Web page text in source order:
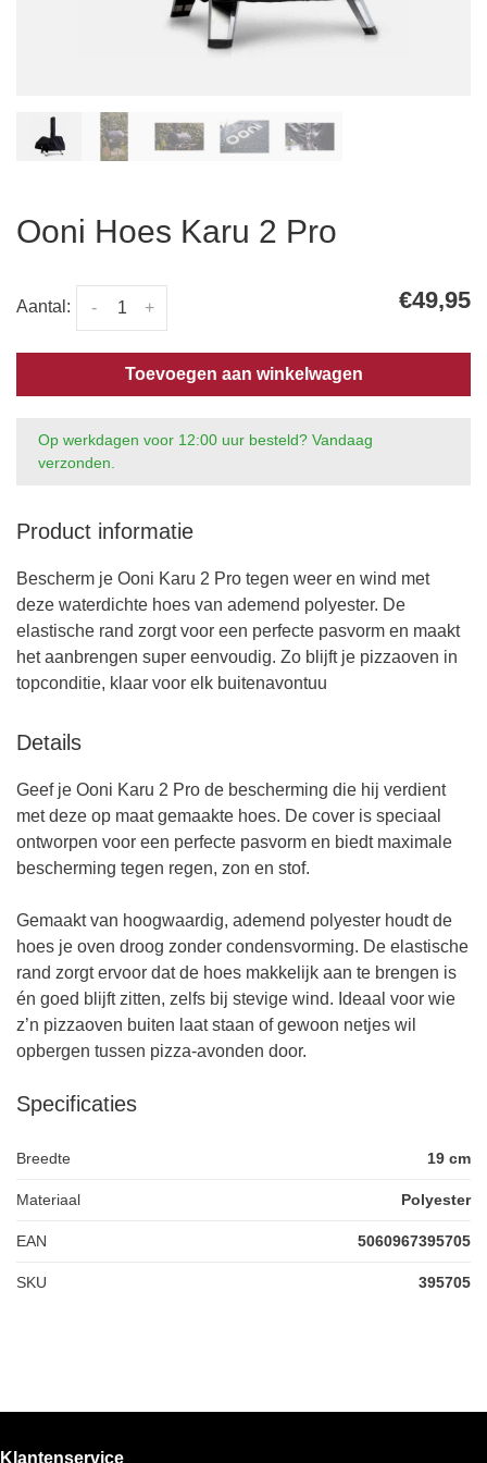
Ooni Hoes Karu 2 Pro
Aantal: +
- €49,95
Toevoegen aan winkelwagen
Op werkdagen voor 12:00 uur besteld? Vandaag
verzonden.
Product informatie
Bescherm je Ooni Karu 2 Pro tegen weer en wind met
deze waterdichte hoes van ademend polyester. De
elastische rand zorgt voor een perfecte pasvorm en maakt
het aanbrengen super eenvoudig. Zo blijft je pizzaoven in
topconditie, klaar voor elk buitenavontuu
Details
Geef je Ooni Karu 2 Pro de bescherming die hij verdient
met deze op maat gemaakte hoes. De cover is speciaal
ontworpen voor een perfecte pasvorm en biedt maximale
bescherming tegen regen, zon en stof.
Gemaakt van hoogwaardig, ademend polyester houdt de
hoes je oven droog zonder condensvorming. De elastische
rand zorgt ervoor dat de hoes makkelijk aan te brengen is
én goed blijft zitten, zelfs bij stevige wind. Ideaal voor wie
z’n pizzaoven buiten laat staan of gewoon netjes wil
opbergen tussen pizza-avonden door.
Specificaties
Breedte 19 cm
Materiaal Polyester
EAN 5060967395705
SKU 395705
Klantenservice